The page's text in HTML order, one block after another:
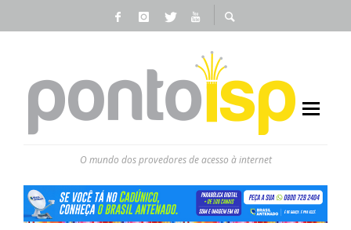
O mundo dos provedores de acesso à internet